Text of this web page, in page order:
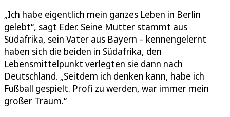
„Ich habe eigentlich mein ganzes Leben in Berlin
gelebt“, sagt Eder. Seine Mutter stammt aus
Südafrika, sein Vater aus Bayern – kennengelernt
haben sich die beiden in Südafrika, den
Lebensmittelpunkt verlegten sie dann nach
Deutschland. „Seitdem ich denken kann, habe ich
Fußball gespielt. Profi zu werden, war immer mein
großer Traum.“